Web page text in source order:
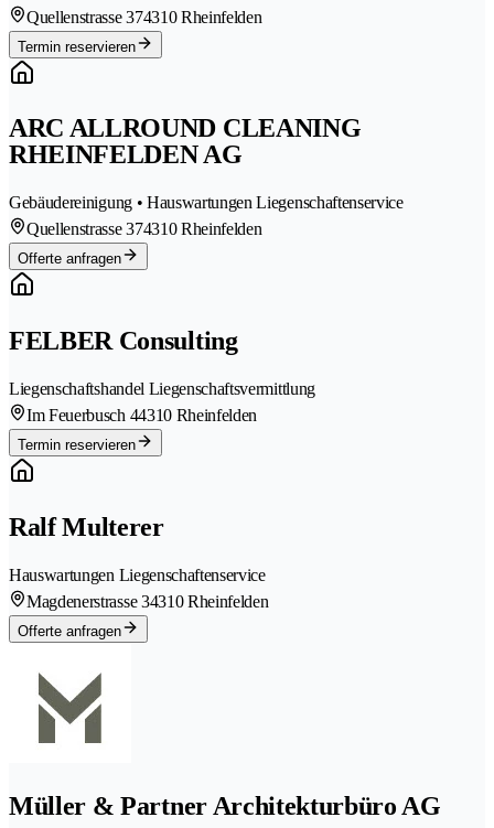
Quellenstrasse 374310 Rheinfelden
Termin reservieren
ARC ALLROUND CLEANING
RHEINFELDEN AG
Gebäudereinigung • Hauswartungen Liegenschaftenservice
Quellenstrasse 374310 Rheinfelden
Offerte anfragen
FELBER Consulting
Liegenschaftshandel Liegenschaftsvermittlung
Im Feuerbusch 44310 Rheinfelden
Termin reservieren
Ralf Multerer
Hauswartungen Liegenschaftenservice
Magdenerstrasse 34310 Rheinfelden
Offerte anfragen
Müller & Partner Architekturbüro AG